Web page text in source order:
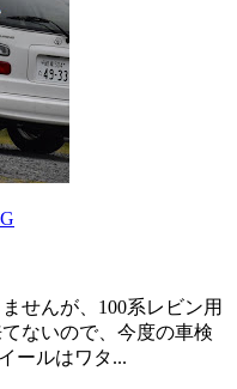
せんが、100系レビン用
ないので、今度の車検
ールはワタ...